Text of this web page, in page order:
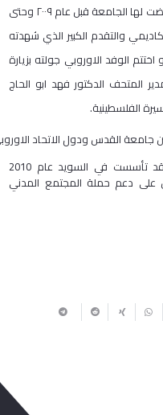
​و عرض العمداء العراقيل والانتهاكات التي تعرضت لها الجامعة قبل عام ٢٠٠٩ وحتى
والتقدم الكبير الذي شهدته
الوفد الاوروبي جولته بزيارة
المتحف الدكتور فهد ابو الحاج
الفلسطينية.
القدس ودول الاتحاد
ويذكر ان حركة المقاطعة الاوروبية كانت قد تأسست في السويد عام 2010
دعم حملة المجتمع المدني